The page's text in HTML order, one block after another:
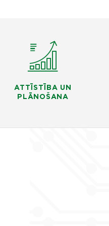
ATTĪSTĪBA UN
PLĀNOŠANA